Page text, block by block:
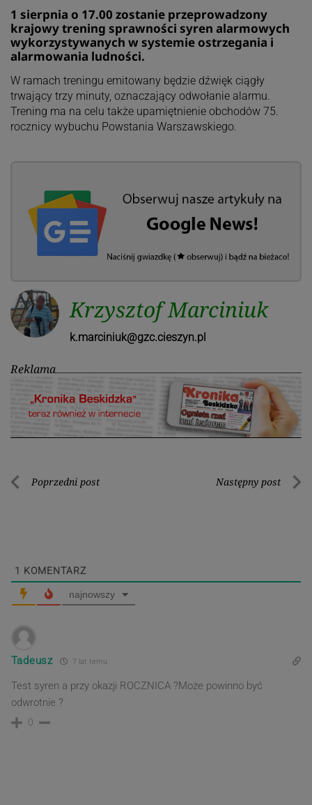
1 sierpnia o 17.00 zostanie przeprowadzony
krajowy trening sprawności syren alarmowych
wykorzystywanych w systemie ostrzegania i
alarmowania ludności.
W ramach treningu emitowany będzie dźwięk ciągły
trwający trzy minuty, oznaczający odwołanie alarmu.
Trening ma na celu także upamiętnienie obchodów 75.
rocznicy wybuchu Powstania Warszawskiego.
Krzysztof Marciniuk
k.marciniuk@gzc.cieszyn.pl
Reklama
Nawigacja
Poprzedni post Następny post
1 KOMENTARZ
najnowszy
Tadeusz 7 lat temu
Test syren a przy okazji ROCZNICA ?Może powinno być
odwrotnie ?
0